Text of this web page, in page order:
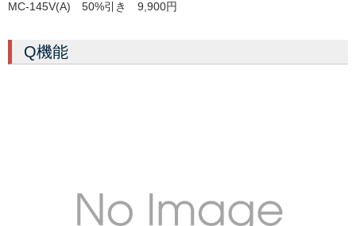
MC-145V(A) 50%引き 9,900円
Q機能